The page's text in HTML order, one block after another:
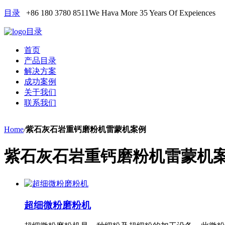
目录 +86 180 3780 8511We Hava More 35 Years Of Expeiences
目录
首页
产品目录
解决方案
成功案例
关于我们
联系我们
Home/紫石灰石岩重钙磨粉机雷蒙机案例
紫石灰石岩重钙磨粉机雷蒙机
超细微粉磨粉机